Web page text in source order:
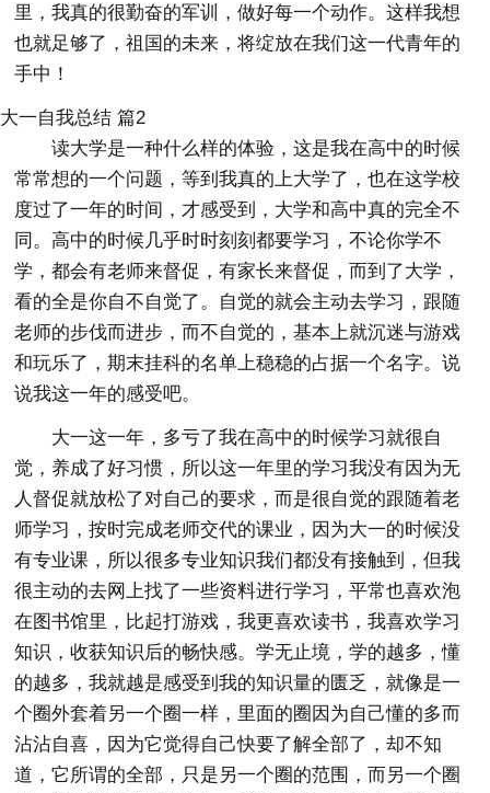
里，我真的很勤奋的军训，做好每一个动作。这样我想
也就足够了，祖国的未来，将绽放在我们这一代青年的
手中！
大一自我总结 篇2
读大学是一种什么样的体验，这是我在高中的时候
常常想的一个问题，等到我真的上大学了，也在这学校
度过了一年的时间，才感受到，大学和高中真的完全不
同。高中的时候几乎时时刻刻都要学习，不论你学不
学，都会有老师来督促，有家长来督促，而到了大学，
看的全是你自不自觉了。自觉的就会主动去学习，跟随
老师的步伐而进步，而不自觉的，基本上就沉迷与游戏
和玩乐了，期末挂科的名单上稳稳的占据一个名字。说
说我这一年的感受吧。
大一这一年，多亏了我在高中的时候学习就很自
觉，养成了好习惯，所以这一年里的学习我没有因为无
人督促就放松了对自己的要求，而是很自觉的跟随着老
师学习，按时完成老师交代的课业，因为大一的时候没
有专业课，所以很多专业知识我们都没有接触到，但我
很主动的去网上找了一些资料进行学习，平常也喜欢泡
在图书馆里，比起打游戏，我更喜欢读书，我喜欢学习
知识，收获知识后的畅快感。学无止境，学的越多，懂
的越多，我就越是感受到我的知识量的匮乏，就像是一
个圈外套着另一个圈一样，里面的圈因为自己懂的多而
沾沾自喜，因为它觉得自己快要了解全部了，却不知
道，它所谓的全部，只是另一个圈的范围，而另一个圈